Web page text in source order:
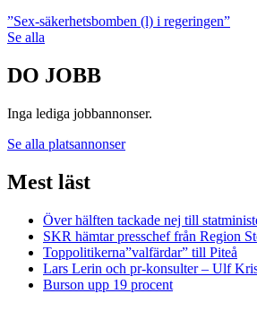
”Sex-säkerhetsbomben (l) i regeringen”
Se alla
DO JOBB
Inga lediga jobbannonser.
Se alla platsannonser
Mest läst
Över hälften tackade nej till
SKR hämtar presschef från Region
Toppolitikerna”valfärdar” till Piteå
Lars Lerin och pr-konsulter – Ulf
Burson upp 19 procent